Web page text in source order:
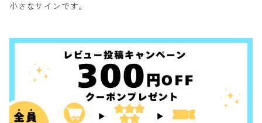
小さなサインです。